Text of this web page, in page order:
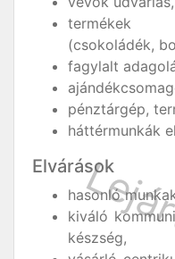
termékek
(csokoládék,
fagylalt
pénztárgép,
háttérmunkák
Elvárások
hasonló
kiváló
készség,